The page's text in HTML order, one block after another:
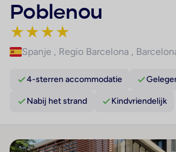
Poblenou
★★★★
Spanje , Regio Barcelona ,
4-sterren accommodatie
Nabij het strand Kindvriendelijk